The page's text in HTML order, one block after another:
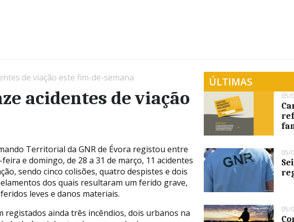
de viação este fim-de-semana
acidentes de viação
Territorial da GNR de Évora registou entre
e domingo, de 28 a 31 de março, 11 acidentes
sendo cinco colisões, quatro despistes e dois
dos quais resultaram um ferido grave,
leves e danos materiais.
registados ainda três incêndios, dois urbanos na
ÚLTIMAS
05/
05/
05/